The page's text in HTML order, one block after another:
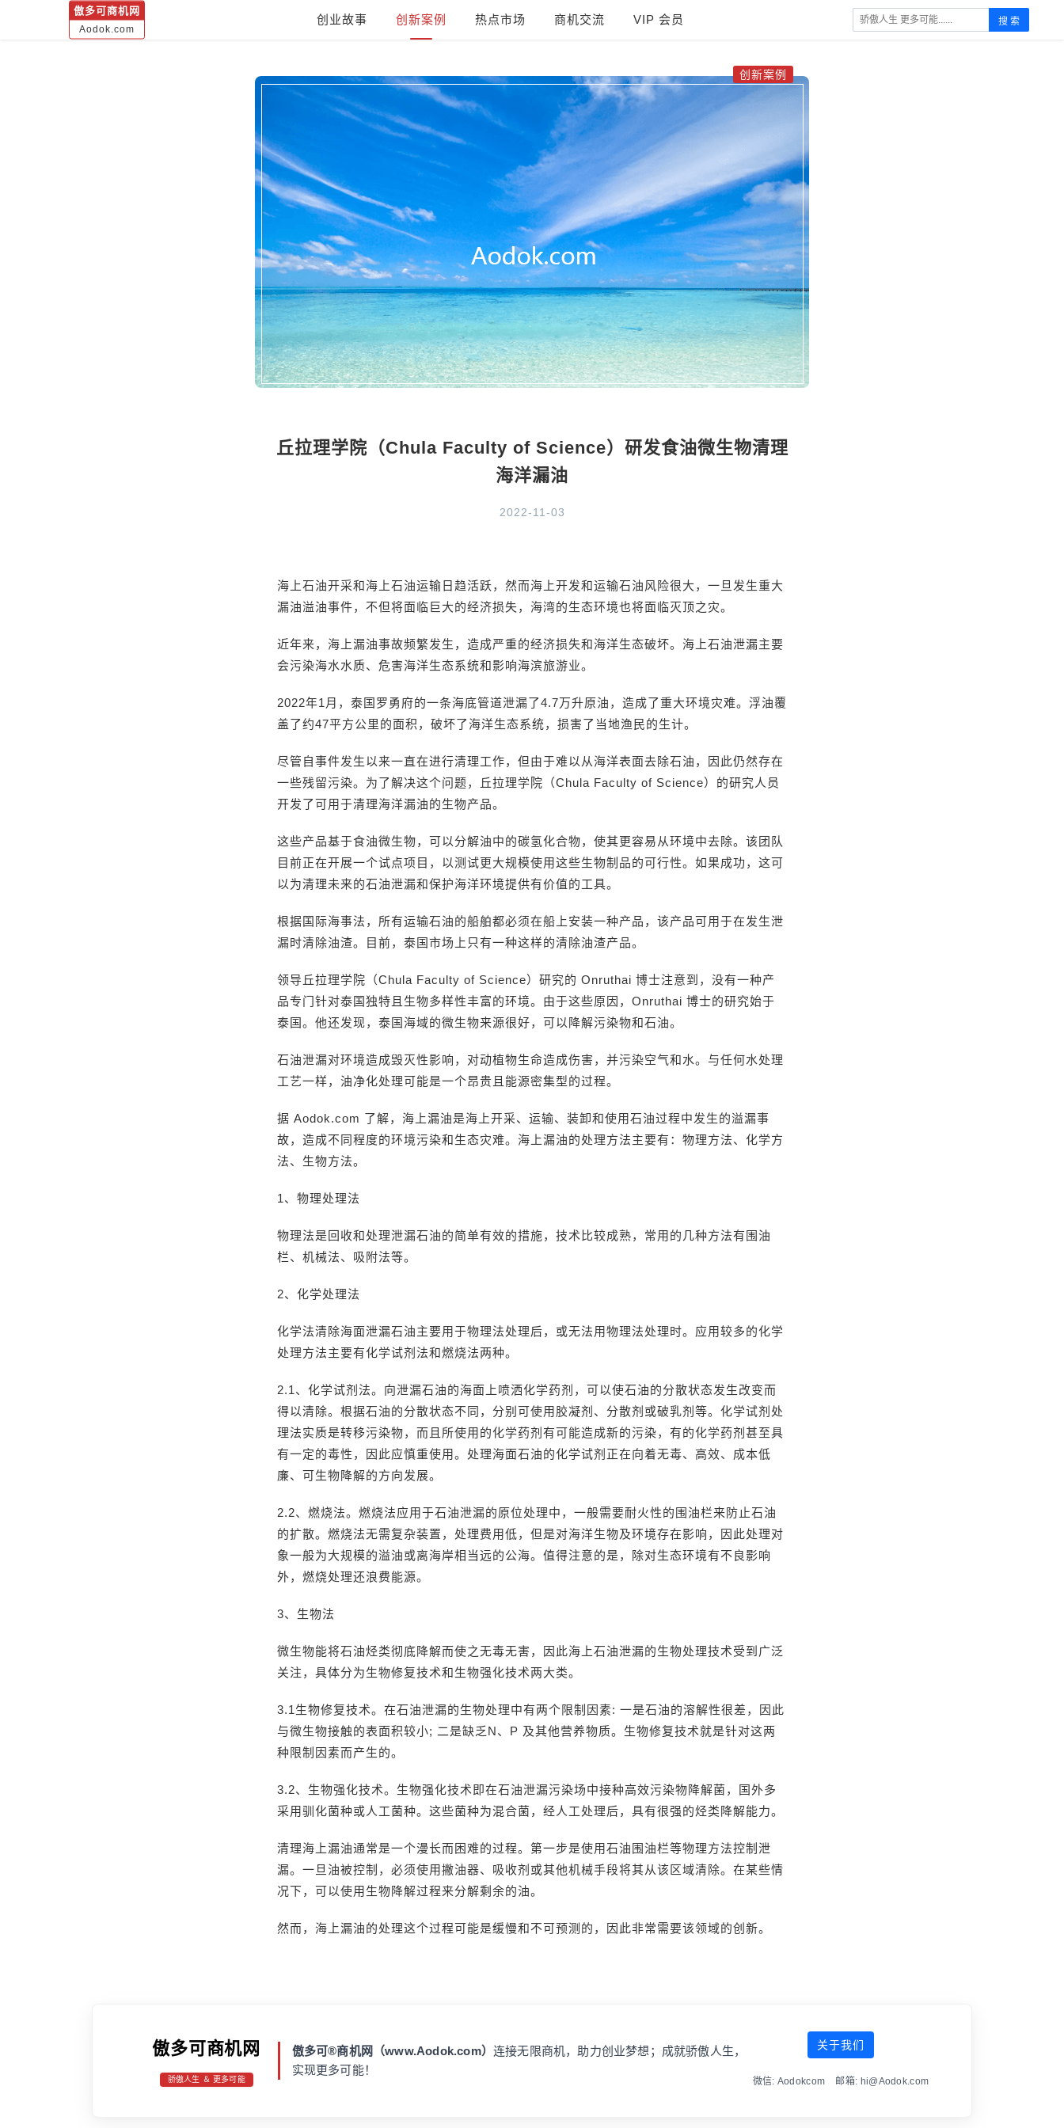
傲多可商机网
Aodok.com
创业故事 创新案例 热点市场 商机交流 VIP 会员 搜 索
创新案例
丘拉理学院（Chula Faculty of Science）研发食油微生物清理
海洋漏油
2022-11-03
海上石油开采和海上石油运输日趋活跃，然而海上开发和运输石油风险很大，一旦发生重大
漏油溢油事件，不但将面临巨大的经济损失，海湾的生态环境也将面临灭顶之灾。
近年来，海上漏油事故频繁发生，造成严重的经济损失和海洋生态破坏。海上石油泄漏主要
会污染海水水质、危害海洋生态系统和影响海滨旅游业。
2022年1月，泰国罗勇府的一条海底管道泄漏了4.7万升原油，造成了重大环境灾难。浮油覆
盖了约47平方公里的面积，破坏了海洋生态系统，损害了当地渔民的生计。
尽管自事件发生以来一直在进行清理工作，但由于难以从海洋表面去除石油，因此仍然存在
一些残留污染。为了解决这个问题，丘拉理学院（Chula Faculty of Science）的研究人员
开发了可用于清理海洋漏油的生物产品。
这些产品基于食油微生物，可以分解油中的碳氢化合物，使其更容易从环境中去除。该团队
目前正在开展一个试点项目，以测试更大规模使用这些生物制品的可行性。如果成功，这可
以为清理未来的石油泄漏和保护海洋环境提供有价值的工具。
根据国际海事法，所有运输石油的船舶都必须在船上安装一种产品，该产品可用于在发生泄
漏时清除油渣。目前，泰国市场上只有一种这样的清除油渣产品。
领导丘拉理学院（Chula Faculty of Science）研究的 Onruthai 博士注意到，没有一种产
品专门针对泰国独特且生物多样性丰富的环境。由于这些原因，Onruthai 博士的研究始于
泰国。他还发现，泰国海域的微生物来源很好，可以降解污染物和石油。
石油泄漏对环境造成毁灭性影响，对动植物生命造成伤害，并污染空气和水。与任何水处理
工艺一样，油净化处理可能是一个昂贵且能源密集型的过程。
据 Aodok.com 了解，海上漏油是海上开采、运输、装卸和使用石油过程中发生的溢漏事
故，造成不同程度的环境污染和生态灾难。海上漏油的处理方法主要有：物理方法、化学方
法、生物方法。
1、物理处理法
物理法是回收和处理泄漏石油的简单有效的措施，技术比较成熟，常用的几种方法有围油
栏、机械法、吸附法等。
2、化学处理法
化学法清除海面泄漏石油主要用于物理法处理后，或无法用物理法处理时。应用较多的化学
处理方法主要有化学试剂法和燃烧法两种。
2.1、化学试剂法。向泄漏石油的海面上喷洒化学药剂，可以使石油的分散状态发生改变而
得以清除。根据石油的分散状态不同，分别可使用胶凝剂、分散剂或破乳剂等。化学试剂处
理法实质是转移污染物，而且所使用的化学药剂有可能造成新的污染，有的化学药剂甚至具
有一定的毒性，因此应慎重使用。处理海面石油的化学试剂正在向着无毒、高效、成本低
廉、可生物降解的方向发展。
2.2、燃烧法。燃烧法应用于石油泄漏的原位处理中，一般需要耐火性的围油栏来防止石油
的扩散。燃烧法无需复杂装置，处理费用低，但是对海洋生物及环境存在影响，因此处理对
象一般为大规模的溢油或离海岸相当远的公海。值得注意的是，除对生态环境有不良影响
外，燃烧处理还浪费能源。
3、生物法
微生物能将石油烃类彻底降解而使之无毒无害，因此海上石油泄漏的生物处理技术受到广泛
关注，具体分为生物修复技术和生物强化技术两大类。
3.1生物修复技术。在石油泄漏的生物处理中有两个限制因素: 一是石油的溶解性很差，因此
与微生物接触的表面积较小; 二是缺乏N、P 及其他营养物质。生物修复技术就是针对这两
种限制因素而产生的。
3.2、生物强化技术。生物强化技术即在石油泄漏污染场中接种高效污染物降解菌，国外多
采用驯化菌种或人工菌种。这些菌种为混合菌，经人工处理后，具有很强的烃类降解能力。
清理海上漏油通常是一个漫长而困难的过程。第一步是使用石油围油栏等物理方法控制泄
漏。一旦油被控制，必须使用撇油器、吸收剂或其他机械手段将其从该区域清除。在某些情
况下，可以使用生物降解过程来分解剩余的油。
然而，海上漏油的处理这个过程可能是缓慢和不可预测的，因此非常需要该领域的创新。
傲多可商机网
骄傲人生 ＆ 更多可能
傲多可®商机网（www.Aodok.com）连接无限商机，助力创业梦想；成就骄傲人生，
实现更多可能！
关于我们
微信: Aodokcom 邮箱: hi@Aodok.com